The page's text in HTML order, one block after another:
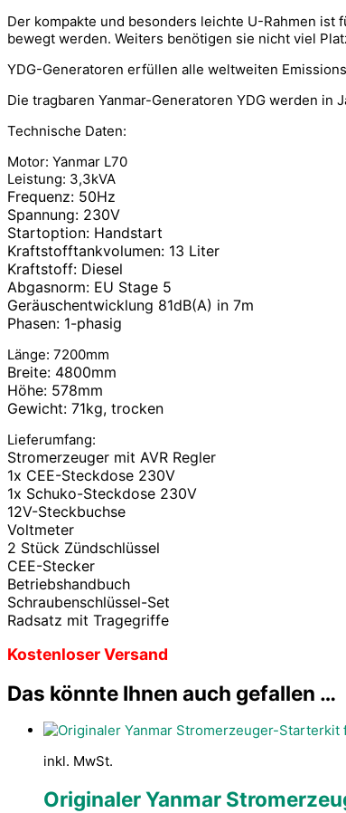
Der kompakte und besonders leichte U-Rahmen
bewegt werden. Weiters benötigen sie nicht viel
YDG-Generatoren erfüllen alle weltweiten
Die tragbaren Yanmar-Generatoren YDG werden in
Technische Daten:
Motor: Yanmar L70
Leistung: 3,3kVA
Frequenz: 50Hz
Spannung: 230V
Startoption: Handstart
Kraftstofftankvolumen: 13 Liter
Kraftstoff: Diesel
Abgasnorm: EU Stage 5
Geräuschentwicklung 81dB(A) in 7m
Phasen: 1-phasig
Länge: 7200mm
Breite: 4800mm
Höhe: 578mm
Gewicht: 71kg, trocken
Lieferumfang:
Stromerzeuger mit AVR Regler
1x CEE-Steckdose 230V
1x Schuko-Steckdose 230V
12V-Steckbuchse
Voltmeter
2 Stück Zündschlüssel
CEE-Stecker
Betriebshandbuch
Schraubenschlüssel-Set
Radsatz mit Tragegriffe
Kostenloser Versand
Das könnte Ihnen auch gefallen …
inkl. MwSt.
Originaler Yanmar